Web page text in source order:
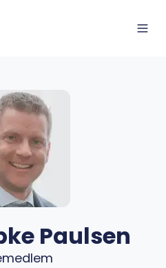
Paulsen